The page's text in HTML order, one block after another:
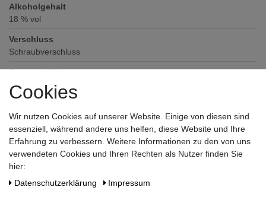
Alkoholgehalt
18 % vol
Verschluss
Schraubverschluss
Zutaten / Allergene
Likör aus Tequila-Basis, enthält Farbstoff
Borco-Marken-Import Matthiesen GmbH & Co. KG, Winsbergring
12-22, 22525 Hamburg
Cookies
Wir nutzen Cookies auf unserer Website. Einige von diesen sind
essenziell, während andere uns helfen, diese Website und Ihre
Erfahrung zu verbessern. Weitere Informationen zu den von uns
verwendeten Cookies und Ihren Rechten als Nutzer finden Sie
hier:
Daten­schutz­erklärung
Impressum